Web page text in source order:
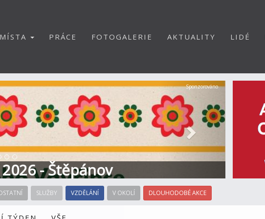
MÍSTA PRÁCE FOTOGALERIE AKTUALITY LIDÉ
2026 - Štěpánov
Další
Sponzorováno
SLUŽBY VZDĚLÁNÍ V OKOLÍ DLOUHODOBÉ AKCE